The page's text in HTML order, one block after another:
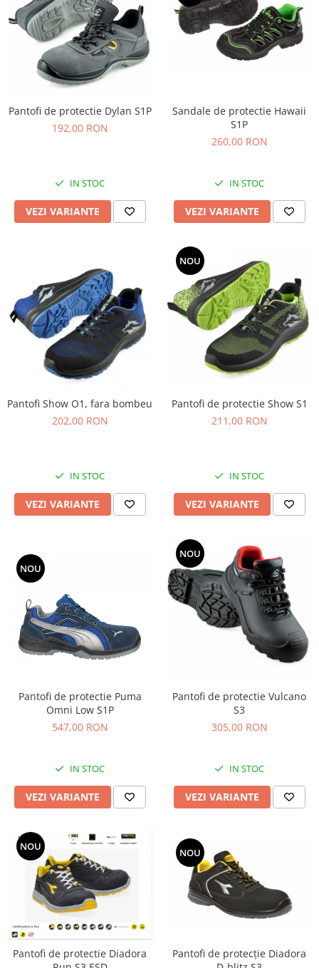
Pantofi de protectie Dylan S1P
192,00 RON
IN STOC
VEZI VARIANTE
Sandale de protectie Hawaii
S1P
260,00 RON
IN STOC
VEZI VARIANTE
Pantofi Show O1, fara bombeu
202,00 RON
IN STOC
VEZI VARIANTE
NOU
Pantofi de protectie Show S1
211,00 RON
IN STOC
VEZI VARIANTE
NOU
Pantofi de protectie Puma
Omni Low S1P
547,00 RON
IN STOC
VEZI VARIANTE
NOU
Pantofi de protectie Vulcano
S3
305,00 RON
IN STOC
VEZI VARIANTE
NOU
Pantofi de protectie Diadora
NOU
Pantofi de protecție Diadora